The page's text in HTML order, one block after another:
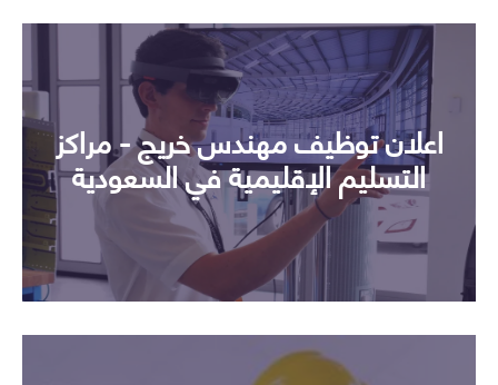
اعلان توظيف مهندس خريج - مراكز
التسليم الإقليمية في السعودية